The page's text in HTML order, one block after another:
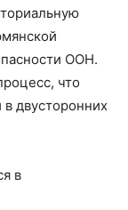
ООН.
что
двусторонних
в